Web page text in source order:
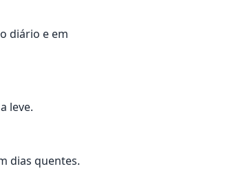
diário e em
leve.
dias quentes.